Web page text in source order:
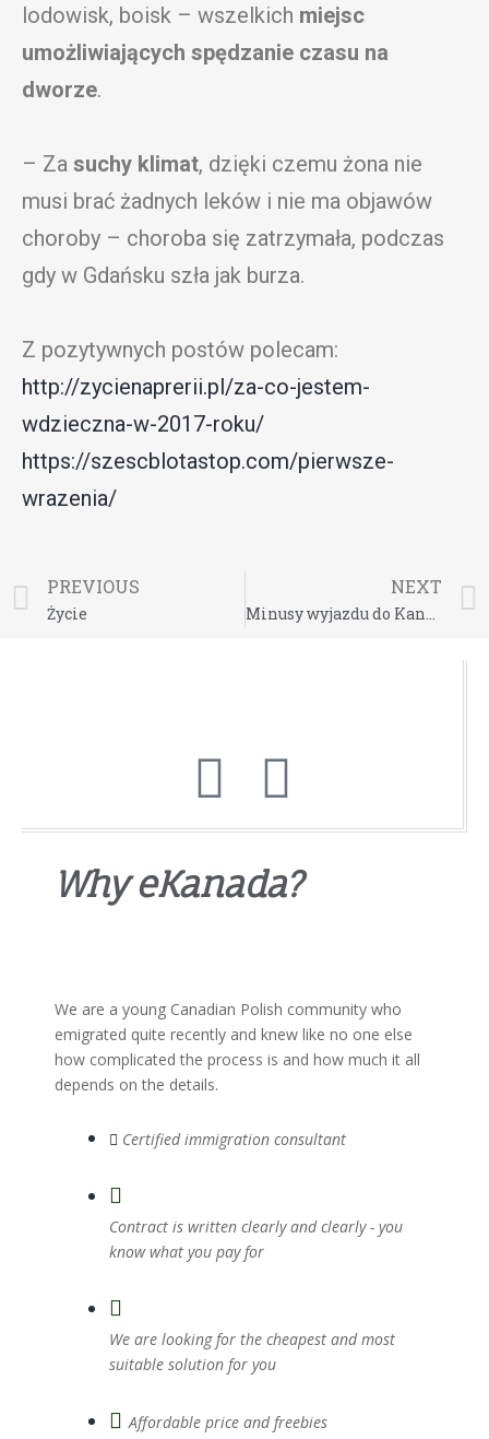
lodowisk, boisk – wszelkich miejsc
umożliwiających spędzanie czasu na
dworze.
– Za suchy klimat, dzięki czemu żona nie
musi brać żadnych leków i nie ma objawów
choroby – choroba się zatrzymała, podczas
gdy w Gdańsku szła jak burza.
Z pozytywnych postów polecam:
http://zycienaprerii.pl/za-co-jestem-
wdzieczna-w-2017-roku/
https://szescblotastop.com/pierwsze-
wrazenia/
PREVIOUS
Życie
NEXT
Minusy wyjazdu do Kanady
Why eKanada?
We are a young Canadian Polish community who
emigrated quite recently and knew like no one else
how complicated the process is and how much it all
depends on the details.
Certified immigration consultant
Contract is written clearly and clearly - you
know what you pay for
We are looking for the cheapest and most
suitable solution for you
Affordable price and freebies